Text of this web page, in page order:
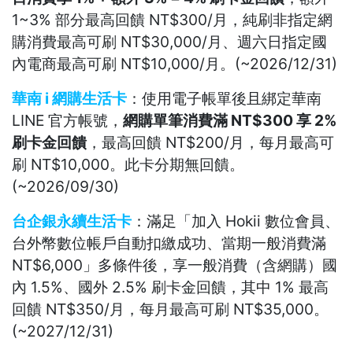
1~3% 部分最高回饋 NT$300/月，純刷非指定網
購消費最高可刷 NT$30,000/月、週六日指定國
內電商最高可刷 NT$10,000/月。(~2026/12/31)
華南 i 網購生活卡 ：使用電子帳單後且綁定華南
LINE 官方帳號， 網購單筆消費滿 NT$300 享 2%
刷卡金回饋，最高回饋 NT$200/月，每月最高可
刷 NT$10,000。此卡分期無回饋。
(~2026/09/30)
台企銀永續生活卡 ：滿足「加入 Hokii 數位會員、
台外幣數位帳戶自動扣繳成功、當期一般消費滿
NT$6,000」多條件後，享一般消費（含網購）國
內 1.5%、國外 2.5% 刷卡金回饋，其中 1% 最高
回饋 NT$350/月，每月最高可刷 NT$35,000。
(~2027/12/31)